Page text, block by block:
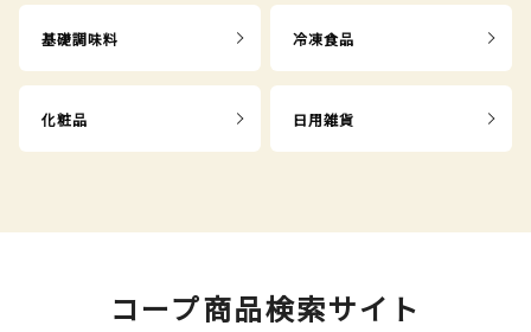
基礎調味料 冷凍食品
化粧品 日用雑貨
コープ商品検索サイト